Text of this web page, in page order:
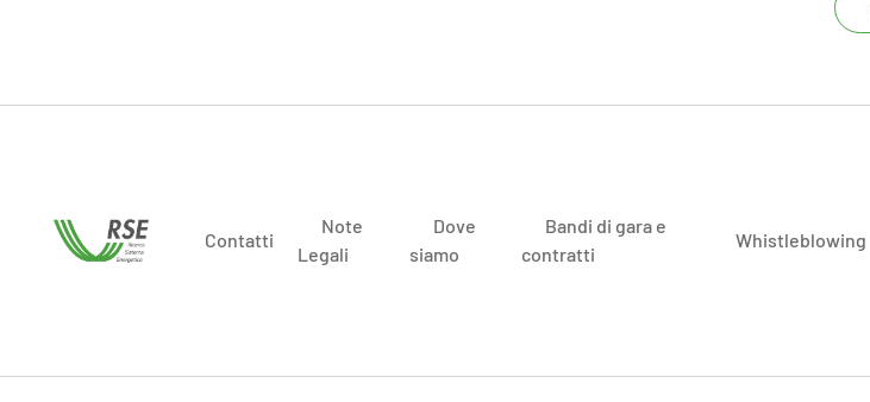
Contatti
Note
Legali
Dove
siamo
Bandi di gara e
contratti
Whistleblowing